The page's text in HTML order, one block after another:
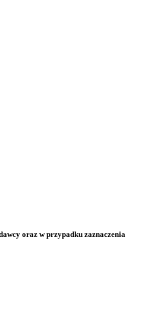
oraz w przypadku zaznaczenia